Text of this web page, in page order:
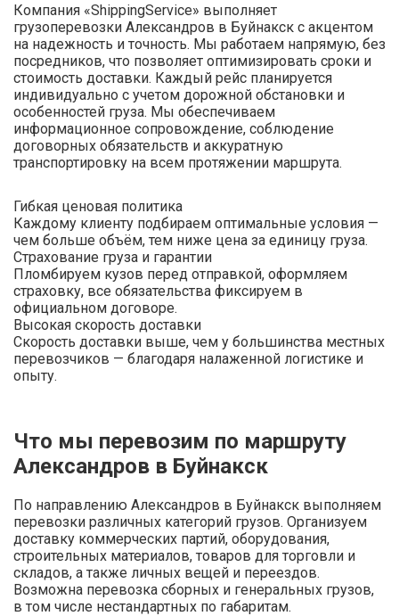
Компания «ShippingService» выполняет
грузоперевозки Александров в Буйнакск с акцентом
на надежность и точность. Мы работаем напрямую, без
посредников, что позволяет оптимизировать сроки и
стоимость доставки. Каждый рейс планируется
индивидуально с учетом дорожной обстановки и
особенностей груза. Мы обеспечиваем
информационное сопровождение, соблюдение
договорных обязательств и аккуратную
транспортировку на всем протяжении маршрута.
Гибкая ценовая политика
Каждому клиенту подбираем оптимальные условия —
чем больше объём, тем ниже цена за единицу груза.
Страхование груза и гарантии
Пломбируем кузов перед отправкой, оформляем
страховку, все обязательства фиксируем в
официальном договоре.
Высокая скорость доставки
Скорость доставки выше, чем у большинства местных
перевозчиков — благодаря налаженной логистике и
опыту.
Что мы перевозим по маршруту
Александров в Буйнакск
По направлению Александров в Буйнакск выполняем
перевозки различных категорий грузов. Организуем
доставку коммерческих партий, оборудования,
строительных материалов, товаров для торговли и
складов, а также личных вещей и переездов.
Возможна перевозка сборных и генеральных грузов,
в том числе нестандартных по габаритам.